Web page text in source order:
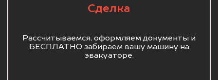
Сделка
Рассчитываемся, оформляем документы и
БЕСПЛАТНО забираем вашу машину на
эвакуаторе.